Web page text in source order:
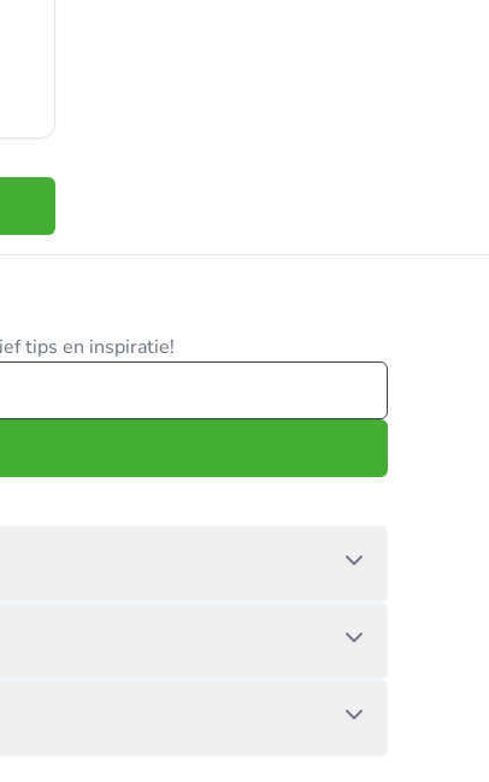
tips en inspiratie!